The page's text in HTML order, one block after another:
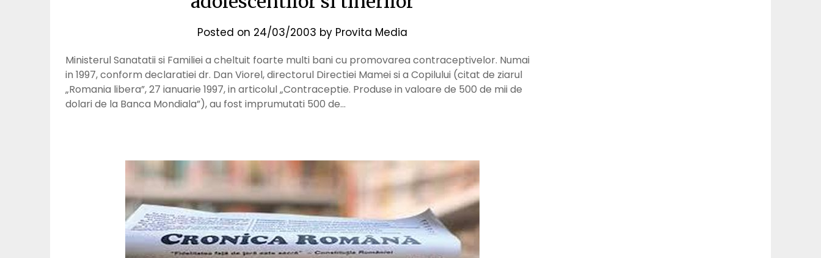
Posted on 24/03/2003 by Provita Media
Ministerul Sanatatii si Familiei a cheltuit foarte multi bani cu promovarea contraceptivelor. Numai
in 1997, conform declaratiei dr. Dan Viorel, directorul Directiei Mamei si a Copilului (citat de ziarul
„Romania libera”, 27 ianuarie 1997, in articolul „Contraceptie. Produse in valoare de 500 de mii de
dolari de la Banca Mondiala”), au fost imprumutati 500 de…